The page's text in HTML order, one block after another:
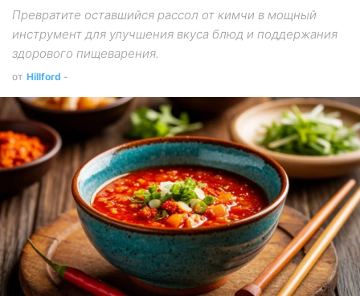
Превратите оставшийся рассол от кимчи в мощный
инструмент для улучшения вкуса блюд и поддержания
здорового пищеварения.
от Hillford -